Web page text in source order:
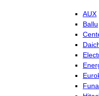
AUX
Ballu